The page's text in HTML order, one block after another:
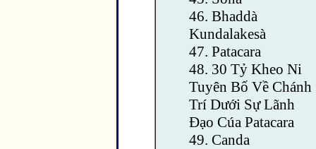
46. Bhaddà
Kundalakesà
47. Patacara
48. 30 Tỷ Kheo Ni
Tuyên Bố Về Chánh
Trí Dưới Sự Lãnh
Ðạo Cúa Patacara
49. Canda